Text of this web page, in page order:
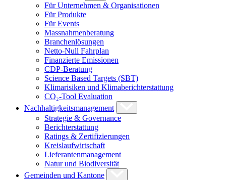
Für Unternehmen & Organisationen
Für Produkte
Für Events
Massnahmenberatung
Branchenlösungen
Netto-Null Fahrplan
Finanzierte Emissionen
CDP-Beratung
Science Based Targets (SBT)
Klimarisiken und Klimaberichterstattung
CO₂-Tool Evaluation
Nachhaltigkeitsmanagement
Strategie & Governance
Berichterstattung
Ratings & Zertifizierungen
Kreislaufwirtschaft
Lieferantenmanagement
Natur und Biodiversität
Gemeinden und Kantone